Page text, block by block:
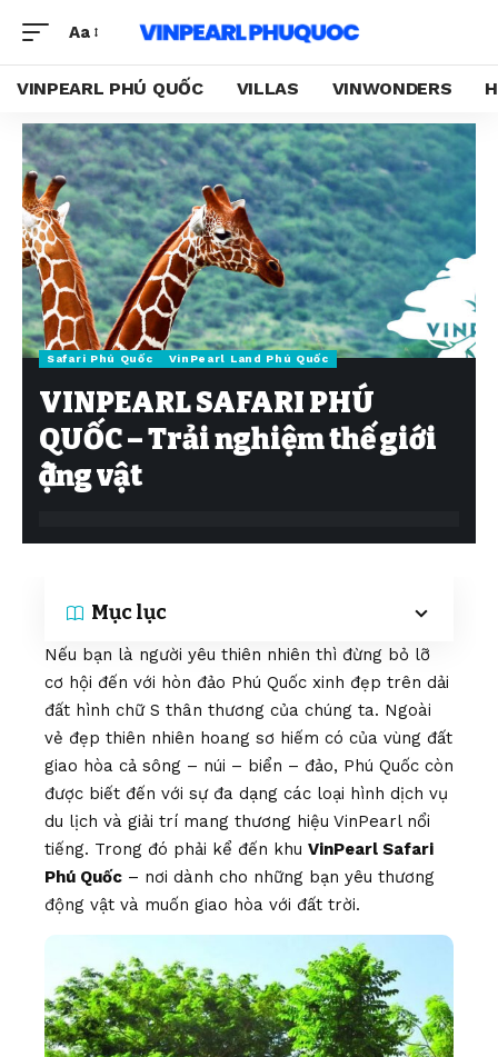
Aa
VINPEARL PHÚ QUỐC VILLAS VINWONDERS
Safari Phú Quốc VinPearl Land Phú Quốc
VINPEARL SAFARI PHÚ
QUỐC – Trải nghiệm thế giới
động vật
Mục lục
Nếu bạn là người yêu thiên nhiên thì đừng bỏ lỡ
cơ hội đến với hòn đảo Phú Quốc xinh đẹp trên dải
đất hình chữ S thân thương của chúng ta. Ngoài
vẻ đẹp thiên nhiên hoang sơ hiếm có của vùng đất
giao hòa cả sông – núi – biển – đảo, Phú Quốc còn
được biết đến với sự đa dạng các loại hình dịch vụ
du lịch và giải trí mang thương hiệu VinPearl nổi
tiếng. Trong đó phải kể đến khu VinPearl Safari
Phú Quốc – nơi dành cho những bạn yêu thương
động vật và muốn giao hòa với đất trời.